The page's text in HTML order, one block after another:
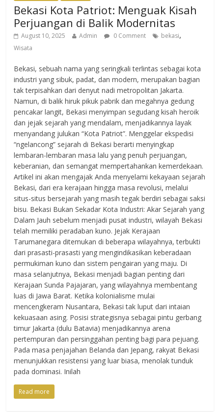
Bekasi Kota Patriot: Menguak Kisah
Perjuangan di Balik Modernitas
August 10, 2025 Admin 0 Comment bekasi,
Wisata
Bekasi, sebuah nama yang seringkali terlintas sebagai kota
industri yang sibuk, padat, dan modern, merupakan bagian
tak terpisahkan dari denyut nadi metropolitan Jakarta.
Namun, di balik hiruk pikuk pabrik dan megahnya gedung
pencakar langit, Bekasi menyimpan segudang kisah heroik
dan jejak sejarah yang mendalam, menjadikannya layak
menyandang julukan “Kota Patriot”. Menggelar ekspedisi
“ngelancong” sejarah di Bekasi berarti menyingkap
lembaran-lembaran masa lalu yang penuh perjuangan,
keberanian, dan semangat mempertahankan kemerdekaan.
Artikel ini akan mengajak Anda menyelami kekayaan sejarah
Bekasi, dari era kerajaan hingga masa revolusi, melalui
situs-situs bersejarah yang masih tegak berdiri sebagai saksi
bisu. Bekasi Bukan Sekadar Kota Industri: Akar Sejarah yang
Dalam Jauh sebelum menjadi pusat industri, wilayah Bekasi
telah memiliki peradaban kuno. Jejak Kerajaan
Tarumanegara ditemukan di beberapa wilayahnya, terbukti
dari prasasti-prasasti yang mengindikasikan keberadaan
permukiman kuno dan sistem pengairan yang maju. Di
masa selanjutnya, Bekasi menjadi bagian penting dari
Kerajaan Sunda Pajajaran, yang wilayahnya membentang
luas di Jawa Barat. Ketika kolonialisme mulai
mencengkeram Nusantara, Bekasi tak luput dari intaian
kekuasaan asing. Posisi strategisnya sebagai pintu gerbang
timur Jakarta (dulu Batavia) menjadikannya arena
pertempuran dan persinggahan penting bagi para pejuang.
Pada masa penjajahan Belanda dan Jepang, rakyat Bekasi
menunjukkan resistensi yang luar biasa, menolak tunduk
pada dominasi. Inilah
Read more